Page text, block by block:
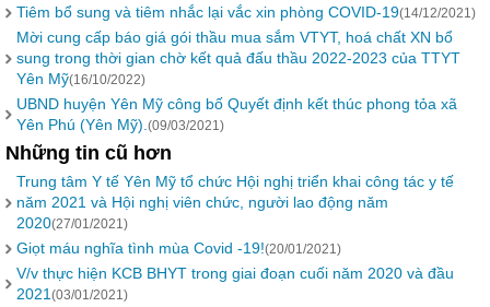
Tiêm bổ sung và tiêm nhắc lại vắc xin phòng COVID-19(14/12/2021)
Mời cung cấp báo giá gói thầu mua sắm VTYT, hoá chất XN bổ
sung trong thời gian chờ kết quả đấu thầu 2022-2023 của TTYT
Yên Mỹ(16/10/2022)
UBND huyện Yên Mỹ công bố Quyết định kết thúc phong tỏa xã
Yên Phú (Yên Mỹ).(09/03/2021)
Những tin cũ hơn
Trung tâm Y tế Yên Mỹ tổ chức Hội nghị triển khai công tác y tế
năm 2021 và Hội nghị viên chức, người lao động năm
2020(27/01/2021)
Giọt máu nghĩa tình mùa Covid -19!(20/01/2021)
V/v thực hiện KCB BHYT trong giai đoạn cuối năm 2020 và đầu
2021(03/01/2021)